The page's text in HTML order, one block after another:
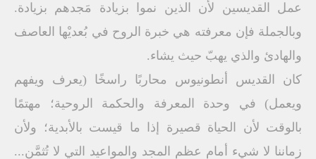
عمل القديسين لأن الذين نموا بزيادة مَجدهم بزيادة.
وبالجملة فإن معرفته هي خبرة الروح في بُعديْها العاصف
والهادئ والذي يهبّ حيث يشاء.
كان القديس أنطونيوس محاربًا راسخًا (يعرف ويفهم
ويعمل) في وحدة المعرفة والحكمة الروحية؛ مهتمًا
بالوقت لأن الحياة قصيرة إذا ما قيست بالأبدية؛ ولأن
زماننا لا شيء أمام عظم المجد والمواعيد التي لا تُثمَّن...